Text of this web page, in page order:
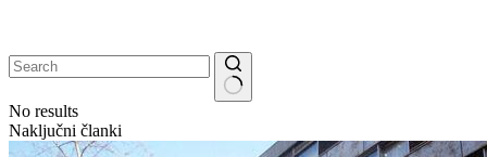
No results
Naključni članki